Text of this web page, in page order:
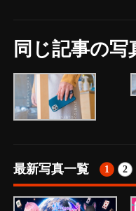
同じ記事の写
最新写真一覧 1 2